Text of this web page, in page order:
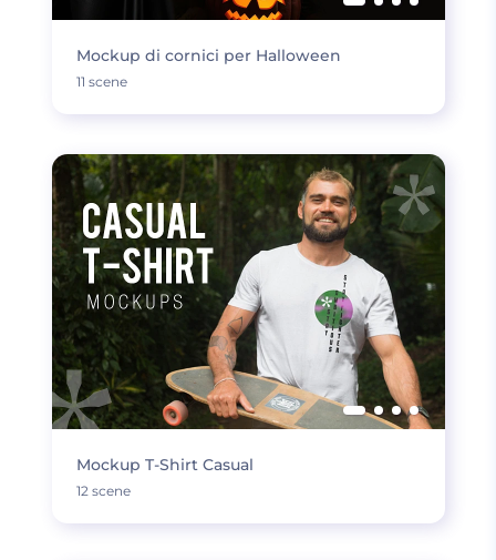
Mockup di cornici per Halloween
11 scene
Mockup T-Shirt Casual
12 scene